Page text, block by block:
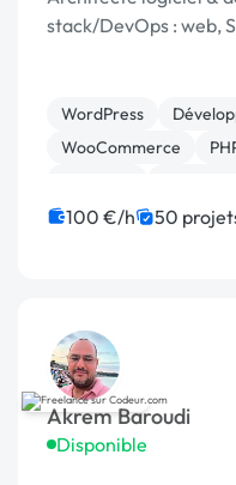
stack/DevOps : web,
WordPress
WooCommerce
100 €/h 50
Akrem Baroudi
Disponible